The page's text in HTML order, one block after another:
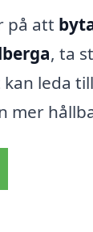
på att
, ta
leda
mer